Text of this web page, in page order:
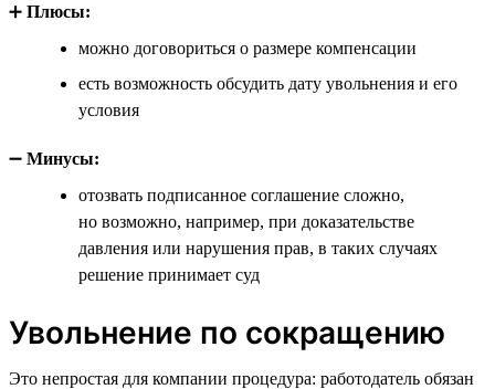
➕ Плюсы:
можно договориться о размере компенсации
есть возможность обсудить дату увольнения и его
условия
➖ Минусы:
отозвать подписанное соглашение сложно,
но возможно, например, при доказательстве
давления или нарушения прав, в таких случаях
решение принимает суд
Увольнение по сокращению
Это непростая для компании процедура: работодатель обязан